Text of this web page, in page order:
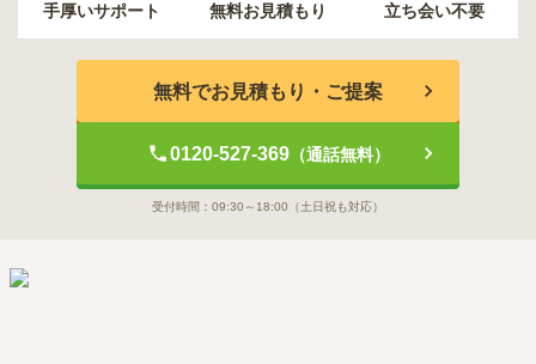
手厚いサポート 無料お見積もり 立ち会い不要
無料でお見積もり・ご提案
0120-527-369（通話無料）
受付時間： 09:30～18:00 （土日祝も対応）